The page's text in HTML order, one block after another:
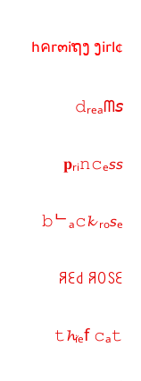
¢hคr๓iຖງ ງirl
𝚍ᵣₑₐᗰ𝘴
𝐩ᵣᵢ𝚗𝚌ₑ𝘴𝘴
𝚋ᄂₐ𝚌𝓴 ᵣₒ𝘴ₑ
ꋪꏂ꒯ ꋪꄲꇙꏂ
𝚝𝓱ᵢₑf 𝚌ₐ𝚝